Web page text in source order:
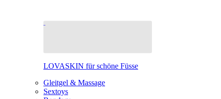
LOVASKIN für schöne Füsse
Gleitgel & Massage
Sextoys